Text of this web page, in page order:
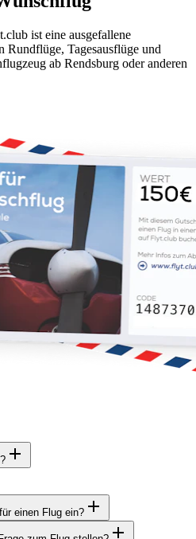
ist eine ausgefallene
Tagesausflüge und
ab Rendsburg oder anderen
einen Flug ein?